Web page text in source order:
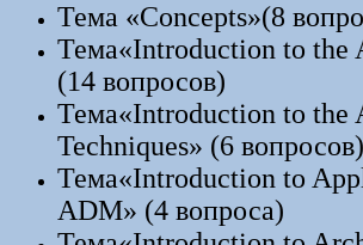
Тема «Concepts»(8
Тема«Introduction to the
(14 вопросов)
Тема«Introduction to the
Techniques» (6 вопросов)
Тема«Introduction to
ADM» (4 вопроса)